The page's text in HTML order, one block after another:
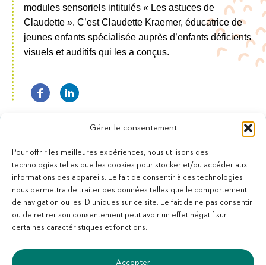
Gérer le consentement
Pour offrir les meilleures expériences, nous utilisons des
technologies telles que les cookies pour stocker et/ou accéder aux
informations des appareils. Le fait de consentir à ces technologies
nous permettra de traiter des données telles que le comportement
de navigation ou les ID uniques sur ce site. Le fait de ne pas consentir
ou de retirer son consentement peut avoir un effet négatif sur
certaines caractéristiques et fonctions.
Accepter
modules sensoriels intitulés « Les astuces de
Claudette ». C’est Claudette Kraemer, éducatrice de
jeunes enfants spécialisée auprès d’enfants déficients
visuels et auditifs qui les a conçus.
11 bis Rue des Novalles
21240 Talant - France
+33 (0)3 80 59 22 88
Membre de la Fédération des Aveugles de France
Membre du collectif Les Éditeurs Atypiques